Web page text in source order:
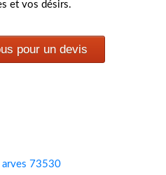
et vos désirs.
pour un devis
arves 73530